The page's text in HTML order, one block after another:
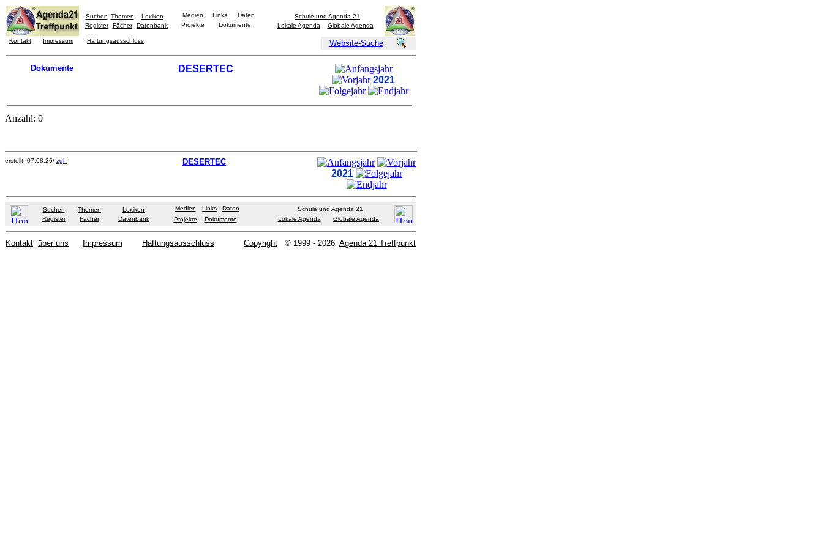
Suchen Themen
Lexikon
Register
Fächer Datenbank
Medien Links
Daten
Projekte
Dokumente
Schule und Agenda 21
Lokale Agenda
Globale Agenda
Kontakt Impressum Haftungsausschluss Website-Suche
Dokumente
DESERTEC
2021
Anzahl: 0
erstellt: 07.08.26/ zgh DESERTEC
2021
Suchen Themen
Lexikon
Register
Fächer Datenbank
Medien Links
Daten
Projekte
Dokumente
Schule und Agenda 21
Lokale Agenda
Globale Agenda
Kontakt über uns Impressum Haftungsausschluss Copyright © 1999 - 2026 Agenda 21 Treffpunkt